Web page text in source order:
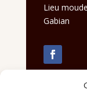
Lieu
Gabian